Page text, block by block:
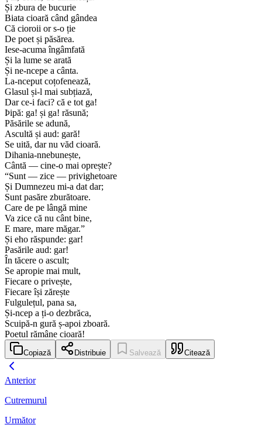
Și zbura de bucurie
Biata cioară când gândea
Că cioroii or s-o ție
De poet și păsărea.
Iese-acuma îngâmfată
Și la lume se arată
Și ne-ncepe a cânta.
La-nceput coțofenează,
Glasul și-l mai subțiază,
Dar ce-i faci? că e tot ga!
Þipă: ga! și ga! răsună;
Păsările se adună,
Ascultă și aud: gară!
Se uită, dar nu văd cioară.
Dihania-nnebunește,
Cântă — cine-o mai oprește?
“Sunt — zice — privighetoare
Și Dumnezeu mi-a dat dar;
Sunt pasăre zburătoare.
Care de pe lângă mine
Va zice că nu cânt bine,
E mare, mare măgar.”
Și eho răspunde: gar!
Pasările aud: gar!
În tăcere o ascult;
Se apropie mai mult,
Fiecare o privește,
Fiecare își zărește
Fulgulețul, pana sa,
Și-ncep a ți-o dezbrăca,
Scuipă-n gură ș-apoi zboară.
Poetul rămâne cioară!
Copiază Distribuie Salvează Citează
Anterior
Cutremurul
Următor